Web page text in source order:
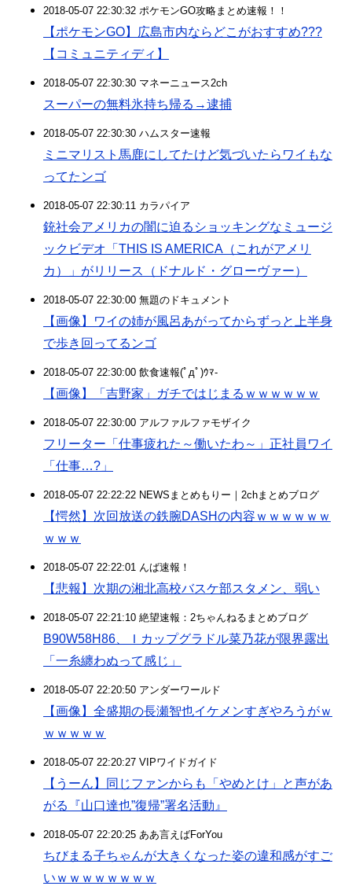
2018-05-07 22:30:32 ポケモンGO攻略まとめ速報！！
【ポケモンGO】広島市内ならどこがおすすめ???
【コミュニティディ】
2018-05-07 22:30:30 マネーニュース2ch
スーパーの無料氷持ち帰る→逮捕
2018-05-07 22:30:30 ハムスター速報
ミニマリスト馬鹿にしてたけど気づいたらワイもな
ってたンゴ
2018-05-07 22:30:11 カラパイア
銃社会アメリカの闇に迫るショッキングなミュージ
ックビデオ「THIS IS AMERICA（これがアメリ
カ）」がリリース（ドナルド・グローヴァー）
2018-05-07 22:30:00 無題のドキュメント
【画像】ワイの姉が風呂あがってからずっと上半身
で歩き回ってるンゴ
2018-05-07 22:30:00 飲食速報(ﾟдﾟ)ｳﾏ-
【画像】「吉野家」ガチではじまるｗｗｗｗｗｗ
2018-05-07 22:30:00 アルファルファモザイク
フリーター「仕事疲れた～働いたわ～」正社員ワイ
「仕事…?」
2018-05-07 22:22:22 NEWSまとめもりー｜2chまとめブログ
【愕然】次回放送の鉄腕DASHの内容ｗｗｗｗｗｗ
ｗｗｗ
2018-05-07 22:22:01 んば速報！
【悲報】次期の湘北高校バスケ部スタメン、弱い
2018-05-07 22:21:10 絶望速報：2ちゃんねるまとめブログ
B90W58H86、Ｉカップグラドル菜乃花が限界露出
「一糸纏わぬって感じ」
2018-05-07 22:20:50 アンダーワールド
【画像】全盛期の長瀬智也イケメンすぎやろうがｗ
ｗｗｗｗｗ
2018-05-07 22:20:27 VIPワイドガイド
【うーん】同じファンからも「やめとけ」と声があ
がる『山口達也”復帰”署名活動』
2018-05-07 22:20:25 ああ言えばForYou
ちびまる子ちゃんが大きくなった姿の違和感がすご
いｗｗｗｗｗｗｗｗ